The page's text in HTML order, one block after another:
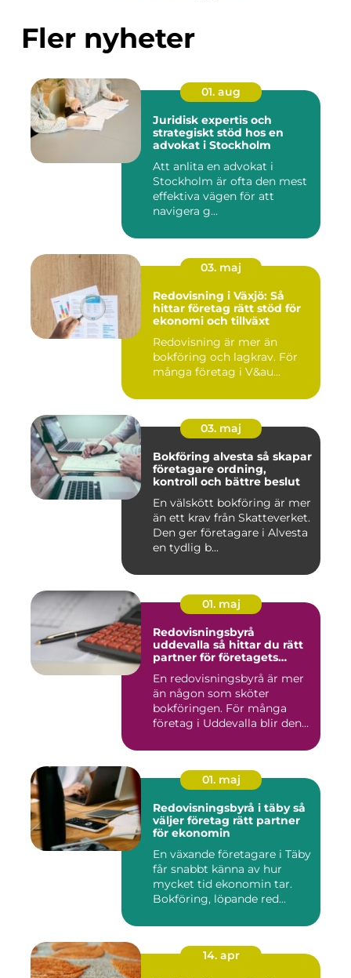
Fler nyheter
01. aug
Juridisk expertis och
strategiskt stöd hos en
advokat i Stockholm
Att anlita en advokat i
Stockholm är ofta den mest
effektiva vägen för att
navigera g...
03. maj
Redovisning i Växjö: Så
hittar företag rätt stöd för
ekonomi och tillväxt
Redovisning är mer än
bokföring och lagkrav. För
många företag i V&au...
03. maj
Bokföring alvesta så skapar
företagare ordning,
kontroll och bättre beslut
En välskött bokföring är mer
än ett krav från Skatteverket.
Den ger företagare i Alvesta
en tydlig b...
01. maj
Redovisningsbyrå
uddevalla så hittar du rätt
partner för företagets
En redovisningsbyrå är mer
än någon som sköter
bokföringen. För många
företag i Uddevalla blir den
01. maj
Redovisningsbyrå i täby så
väljer företag rätt partner
för ekonomin
En växande företagare i Täby
får snabbt känna av hur
mycket tid ekonomin tar.
Bokföring, löpande red...
14. apr